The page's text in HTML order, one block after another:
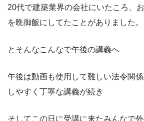
20代で建築業界の会社にいたころ、
を晩御飯にしてたことがありました。
とそんなこんなで午後の講義へ
午後は動画も使用して難しい法令関
しやすく丁寧な講義が続き
そしてこの日に受講に来たみんなで外